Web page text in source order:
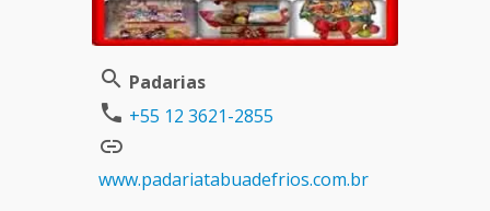
Padarias
+55 12 3621-2855
www.padariatabuadefrios.com.br